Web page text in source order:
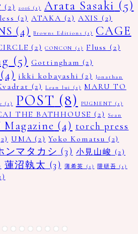
(2) 2016 (1) Arata Sasaki (5)
(2) ATAKA (2) AXIS (2)
(4) Browns Editions (1)
CAGE
(2) CONCON (1) Fluss (2)
(5) Gottingham (2)
(4) ikki kobayashi (2)
Jonathan
(2) Lean lui (1)
MARU TO
(1) POST (8) PUGMENT (1)
THE BATHHOUSE (2)
Sean
Magazine (4) torch press
UMA (2) Yoko Komatsu (2)
ンマタカシ (3) 小見山峻 (2)
蓮沼執太 (3) 薄希英 (1) 隈研吾 (1)